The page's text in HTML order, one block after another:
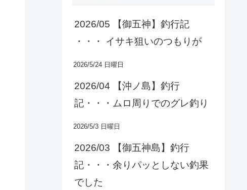
2026/05 【御五神】釣行記
・・・ イサキ狙いのつもりが
2026/5/24 日曜日
2026/04 【沖ノ島】釣行
記・・・ムロ周りでのグレ釣り
2026/5/3 日曜日
2026/03 【御五神島】釣行
記・・・余りパッとしない釣果
でした